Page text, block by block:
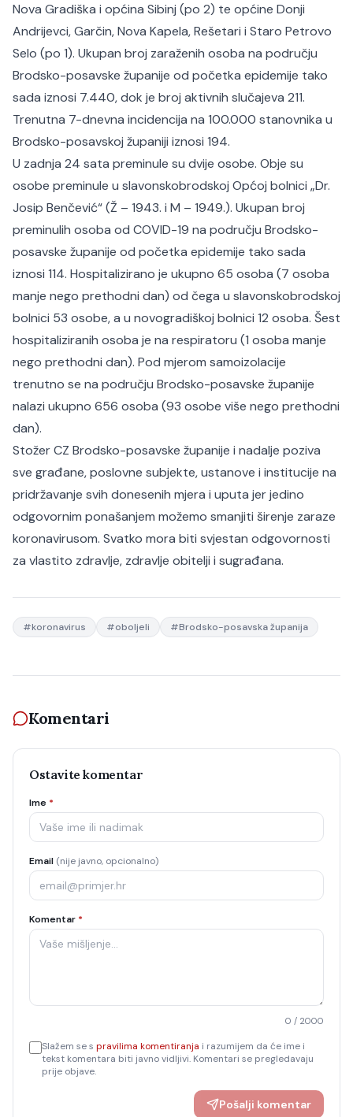
Nova Gradiška i općina Sibinj (po 2) te općine Donji
Andrijevci, Garčin, Nova Kapela, Rešetari i Staro Petrovo
Selo (po 1). Ukupan broj zaraženih osoba na području
Brodsko-posavske županije od početka epidemije tako
sada iznosi 7.440, dok je broj aktivnih slučajeva 211.
Trenutna 7-dnevna incidencija na 100.000 stanovnika u
Brodsko-posavskoj županiji iznosi 194.
U zadnja 24 sata preminule su dvije osobe. Obje su
osobe preminule u slavonskobrodskoj Općoj bolnici „Dr.
Josip Benčević“ (Ž – 1943. i M – 1949.). Ukupan broj
preminulih osoba od COVID-19 na području Brodsko-
posavske županije od početka epidemije tako sada
iznosi 114. Hospitalizirano je ukupno 65 osoba (7 osoba
manje nego prethodni dan) od čega u slavonskobrodskoj
bolnici 53 osobe, a u novogradiškoj bolnici 12 osoba. Šest
hospitaliziranih osoba je na respiratoru (1 osoba manje
nego prethodni dan). Pod mjerom samoizolacije
trenutno se na području Brodsko-posavske županije
nalazi ukupno 656 osoba (93 osobe više nego prethodni
dan).
Stožer CZ Brodsko-posavske županije i nadalje poziva
sve građane, poslovne subjekte, ustanove i institucije na
pridržavanje svih donesenih mjera i uputa jer jedino
odgovornim ponašanjem možemo smanjiti širenje zaraze
koronavirusom. Svatko mora biti svjestan odgovornosti
za vlastito zdravlje, zdravlje obitelji i sugrađana.
#koronavirus #oboljeli #Brodsko-posavska županija
Komentari
Ostavite komentar
Ime *
Email (nije javno, opcionalno)
Komentar *
0 / 2000
Slažem se s pravilima komentiranja i razumijem da će ime i
tekst komentara biti javno vidljivi. Komentari se pregledavaju
prije objave.
Pošalji komentar